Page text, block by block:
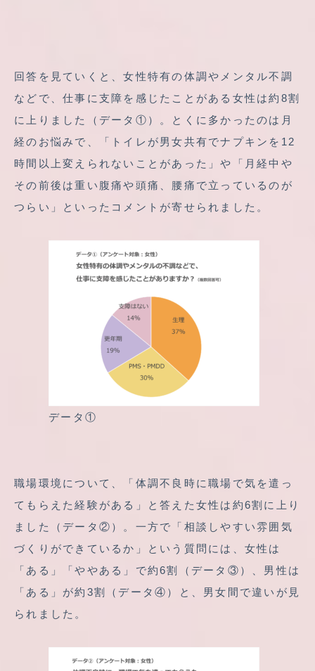
回答を見ていくと、女性特有の体調やメンタル不調
などで、仕事に支障を感じたことがある女性は約8割
に上りました（データ①）。とくに多かったのは月
経のお悩みで、「トイレが男女共有でナプキンを12
時間以上変えられないことがあった」や「月経中や
その前後は重い腹痛や頭痛、腰痛で立っているのが
つらい」といったコメントが寄せられました。
データ①
職場環境について、「体調不良時に職場で気を遣っ
てもらえた経験がある」と答えた女性は約6割に上り
ました（データ②）。一方で「相談しやすい雰囲気
づくりができているか」という質問には、女性は
「ある」「ややある」で約6割（データ③）、男性は
「ある」が約3割（データ④）と、男女間で違いが見
られました。